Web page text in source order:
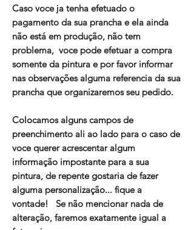
Caso voce ja tenha efetuado o
pagamento da sua prancha e ela ainda
não está em produção, não tem
problema, voce pode efetuar a compra
somente da pintura e por favor informar
nas observações alguma referencia da sua
prancha que organizaremos seu pedido.
Colocamos alguns campos de
preenchimento ali ao lado para o caso de
voce querer acrescentar algum
informação impostante para a sua
pintura, de repente gostaria de fazer
alguma personalização... fique a
vontade! Se não mencionar nada de
alteração, faremos exatamente igual a